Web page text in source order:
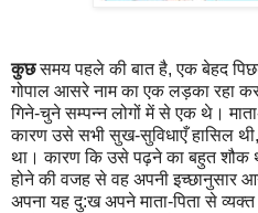
कुछसमय पहले की बात है,एक बेहद
गोपाल आसरे नाम का एक लड़का रहा
गिने-चुने सम्पन्न लोगों में से एक थे।
कारण उसे सभी सुख-सुविधाएँ हासिल थी
था। कारण कि उसे पढ़नेका बहुत शौक
होने की वजह से वह अपनी इच्छानुसार
अपना यह दु:ख अपने माता-पिता से